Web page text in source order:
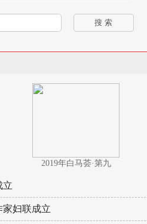
2019年白马荟·第九
立
妇联成立